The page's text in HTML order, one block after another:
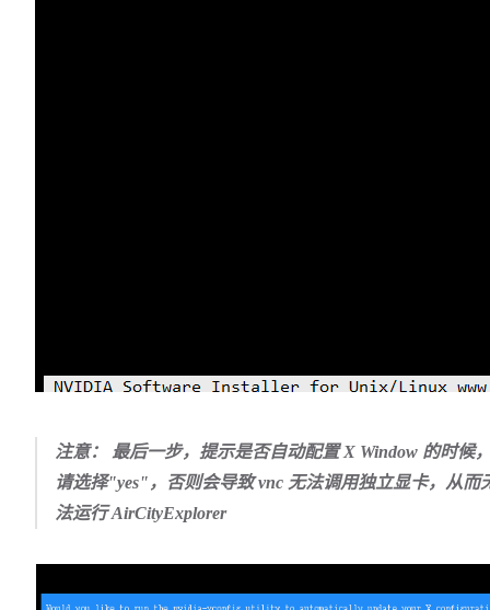
注意： 最后一步，提示是否自动配置 X Window 的时候
请选择"yes"，否则会导致 vnc 无法调用独立显卡，从而
法运行 AirCityExplorer